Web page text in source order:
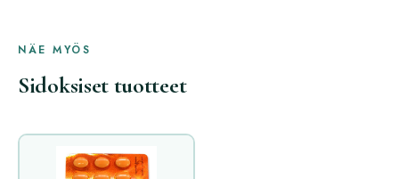
NÄE MYÖS
Sidoksiset tuotteet